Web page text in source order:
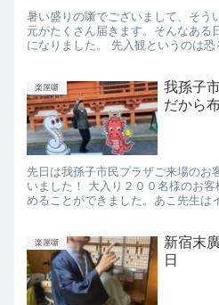
暑い盛りの噺でございまして、そう
元がたくさん届きます。そんなある
になりました。 先入観というのは恐
楽屋噺
我孫子
だから
先日は我孫子市民プラザご来場のお
いました！ 大入り２００名様のお
めることができました。あこ先生は
楽屋噺
新宿末
日